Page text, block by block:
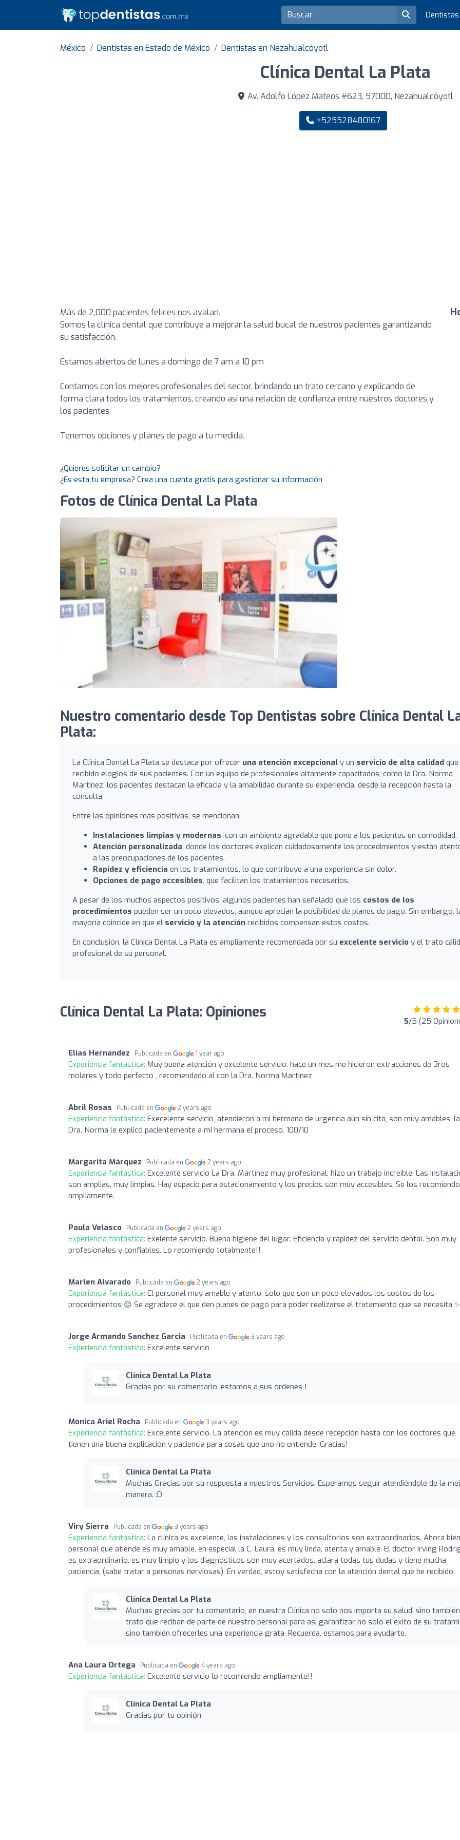
Dentistas
México Dentistas en Estado de México Dentistas en Nezahualcóyotl
Clínica Dental La Plata
Av. Adolfo López Mateos #623, 57000, Nezahualcóyotl
+525528480167
Más de 2,000 pacientes felices nos avalan.
Somos la clínica dental que contribuye a mejorar la salud bucal de nuestros pacientes garantizando
su satisfacción.
Estamos abiertos de lunes a domingo de 7 am a 10 pm
Contamos con los mejores profesionales del sector, brindando un trato cercano y explicando de
forma clara todos los tratamientos, creando así una relación de confianza entre nuestros doctores y
los pacientes.
Tenemos opciones y planes de pago a tu medida.
¿Quieres solicitar un cambio?
¿Es esta tu empresa? Crea una cuenta gratis para gestionar su información
Fotos de Clínica Dental La Plata
Nuestro comentario desde Top Dentistas sobre Clínica Dental
Plata:
La Clínica Dental La Plata se destaca por ofrecer una atención excepcional y un servicio de alta calidad que
recibido elogios de sus pacientes. Con un equipo de profesionales altamente capacitados, como la Dra. Norma
Martínez, los pacientes destacan la eficacia y la amabilidad durante su experiencia, desde la recepción hasta la
consulta.
Entre las opiniones más positivas, se mencionan:
Instalaciones limpias y modernas, con un ambiente agradable que pone a los pacientes en comodidad.
Atención personalizada, donde los doctores explican cuidadosamente los procedimientos y están
a las preocupaciones de los pacientes.
Rapidez y eficiencia en los tratamientos, lo que contribuye a una experiencia sin dolor.
Opciones de pago accesibles, que facilitan los tratamientos necesarios.
A pesar de los muchos aspectos positivos, algunos pacientes han señalado que los costos de los
procedimientos pueden ser un poco elevados, aunque aprecian la posibilidad de planes de pago. Sin embargo,
mayoría coincide en que el servicio y la atención recibidos compensan estos costos.
En conclusión, la Clínica Dental La Plata es ampliamente recomendada por su excelente servicio y el trato
profesional de su personal.
Clínica Dental La Plata: Opiniones 5/5 (25
Elias Hernandez Publicada en 1 year ago
Experiencia fantástica: Muy buena atención y excelente servicio, hace un mes me hicieron extracciones de 3ros
molares y todo perfecto , recomendado al con la Dra. Norma Martinez
Abril Rosas Publicada en 2 years ago
Experiencia fantástica: Execelente servicio, atendieron a mi hermana de urgencia aún sin cita, son muy amables, la
Dra. Norma le explicó pacientemente a mi hermana el proceso. 100/10
Margarita Márquez Publicada en 2 years ago
Experiencia fantástica: Excelente servicio La Dra. Martínez muy profesional, hizo un trabajo increíble. Las
son amplias, muy limpias. Hay espacio para estacionamiento y los precios son muy accesibles. Se los recomiendo
ampliamente.
Paula Velasco Publicada en 2 years ago
Experiencia fantástica: Exelente servicio. Buena higiene del lugar. Eficiencia y rapidez del servicio dental. Son muy
profesionales y confiables. Lo recomiendo totalmente!!
Marlen Alvarado Publicada en 2 years ago
Experiencia fantástica: El personal muy amable y atento, solo que son un poco elevados los costos de los
procedimientos ☹️ Se agradece el que den planes de pago para poder realizarse el tratamiento que se necesita ✨
Jorge Armando Sanchez Garcia Publicada en 3 years ago
Experiencia fantástica: Excelente servicio
Clínica Dental La Plata
Gracias por su comentario, estamos a sus ordenes !
Monica Ariel Rocha Publicada en 3 years ago
Experiencia fantástica: Excelente servicio. La atención es muy cálida desde recepción hasta con los doctores que
tienen una buena explicación y paciencia para cosas que uno no entiende. Gracias!
Clínica Dental La Plata
Muchas Gracias por su respuesta a nuestros Servicios. Esperamos seguir atendiéndole de la
manera. :D
Viry Sierra Publicada en 3 years ago
Experiencia fantástica: La clínica es excelente, las instalaciones y los consultorios son extraordinarios. Ahora
personal que atiende es muy amable, en especial la C. Laura, es muy linda, atenta y amable. El doctor Irving
es extraordinario, es muy limpio y los diagnósticos son muy acertados, aclara todas tus dudas y tiene mucha
paciencia, (sabe tratar a personas nerviosas). En verdad, estoy satisfecha con la atención dental que he recibido.
Clínica Dental La Plata
Muchas gracias por tu comentario, en nuestra Clínica no solo nos importa su salud, sino
trato que reciban de parte de nuestro personal para así garantizar no solo el éxito de su
sino también ofrecerles una experiencia grata. Recuerda, estamos para ayudarte.
Ana Laura Ortega Publicada en 4 years ago
Experiencia fantástica: Excelente servicio lo recomiendo ampliamente!!
Clínica Dental La Plata
Gracias por tu opinión